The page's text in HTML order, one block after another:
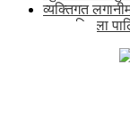
व्यक्तिगत
अन्तर जिल्ला